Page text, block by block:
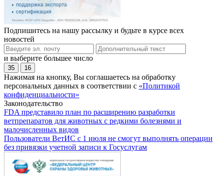
Подпишитесь на нашу рассылку и будьте в курсе всех
новостей
и выберите большее число
35 16
Нажимая на кнопку, Вы соглашаетесь на обработку
персональных данных в соответствии с «Политикой
конфиденциальности»
Законодательство
FDA представило план по расширению разработки
ветпрепаратов для животных с редкими болезнями и
малочисленных видов
Пользователи ВетИС с 1 июля не смогут выполнять операции
без привязки учетной записи к Госуслугам